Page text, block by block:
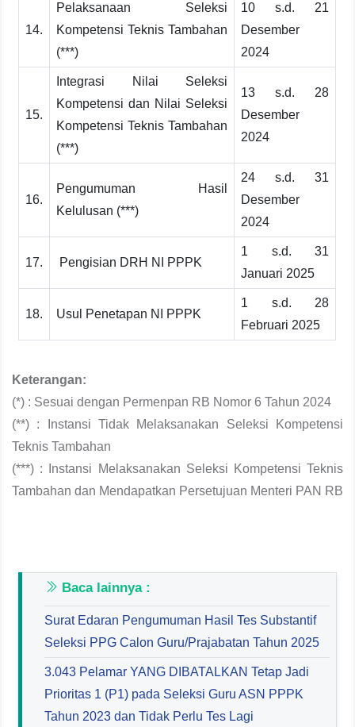
14.
Pelaksanaan Seleksi
Kompetensi Teknis Tambahan
(***)
10 s.d. 21
Desember
2024
15.
Integrasi Nilai Seleksi
Kompetensi dan Nilai Seleksi
Kompetensi Teknis Tambahan
(***)
13 s.d. 28
Desember
2024
16.
Pengumuman Hasil
Kelulusan (***)
24 s.d. 31
Desember
2024
17. Pengisian DRH NI PPPK
1 s.d. 31
Januari 2025
18. Usul Penetapan NI PPPK
1 s.d. 28
Februari 2025
Keterangan:
(*) : Sesuai dengan Permenpan RB Nomor 6 Tahun 2024
(**) : Instansi Tidak Melaksanakan Seleksi Kompetensi
Teknis Tambahan
(***) : Instansi Melaksanakan Seleksi Kompetensi Teknis
Tambahan dan Mendapatkan Persetujuan Menteri PAN RB
Baca lainnya :
Surat Edaran Pengumuman Hasil Tes Substantif
Seleksi PPG Calon Guru/Prajabatan Tahun 2025
3.043 Pelamar YANG DIBATALKAN Tetap Jadi
Prioritas 1 (P1) pada Seleksi Guru ASN PPPK
Tahun 2023 dan Tidak Perlu Tes Lagi